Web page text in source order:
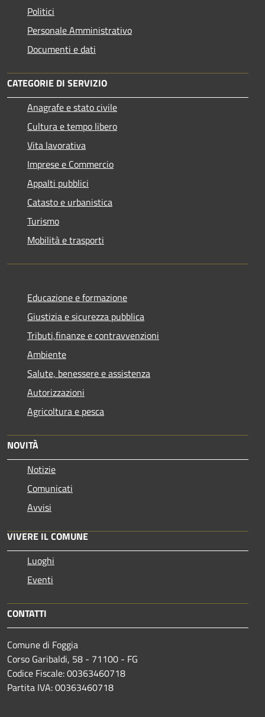
Politici
Personale Amministrativo
Documenti e dati
CATEGORIE DI SERVIZIO
Anagrafe e stato civile
Cultura e tempo libero
Vita lavorativa
Imprese e Commercio
Appalti pubblici
Catasto e urbanistica
Turismo
Mobilità e trasporti
Educazione e formazione
Giustizia e sicurezza pubblica
Tributi,finanze e contravvenzioni
Ambiente
Salute, benessere e assistenza
Autorizzazioni
Agricoltura e pesca
NOVITÀ
Notizie
Comunicati
Avvisi
VIVERE IL COMUNE
Luoghi
Eventi
CONTATTI
Comune di Foggia
Corso Garibaldi, 58 - 71100 - FG
Codice Fiscale: 00363460718
Partita IVA: 00363460718